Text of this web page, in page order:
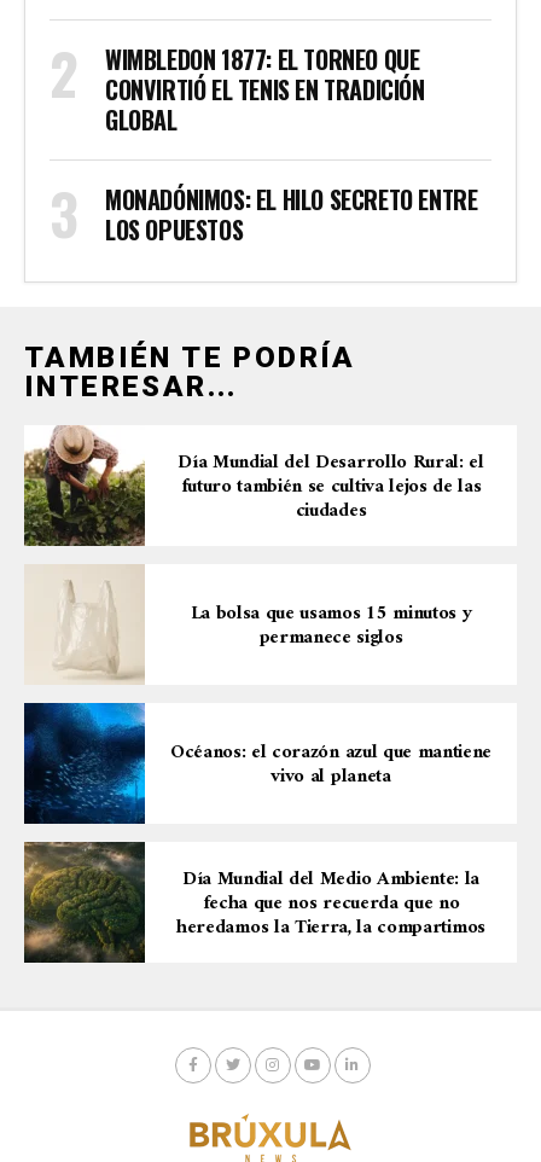
WIMBLEDON 1877: EL TORNEO QUE
CONVIRTIÓ EL TENIS EN TRADICIÓN
GLOBAL
MONADÓNIMOS: EL HILO SECRETO ENTRE
LOS OPUESTOS
TAMBIÉN TE PODRÍA
INTERESAR...
Día Mundial del Desarrollo Rural: el
futuro también se cultiva lejos de las
ciudades
La bolsa que usamos 15 minutos y
permanece siglos
Océanos: el corazón azul que mantiene
vivo al planeta
Día Mundial del Medio Ambiente: la
fecha que nos recuerda que no
heredamos la Tierra, la compartimos